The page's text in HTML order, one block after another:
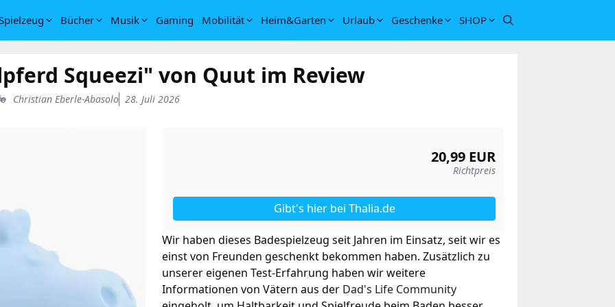
Bücher Musik Gaming Mobilität Heim&Garten Urlaub Geschenke SHOP
Squeezi" von Quut im Review
Christian Eberle-Abasolo 28. Juli 2026
20,99 EUR
Richtpreis
Gibt's hier bei Thalia.de
Wir haben dieses Badespielzeug seit Jahren im Einsatz, seit wir es
einst von Freunden geschenkt bekommen haben. Zusätzlich zu
unserer eigenen Test-Erfahrung haben wir weitere
Informationen von Vätern aus der Dad's Life Community